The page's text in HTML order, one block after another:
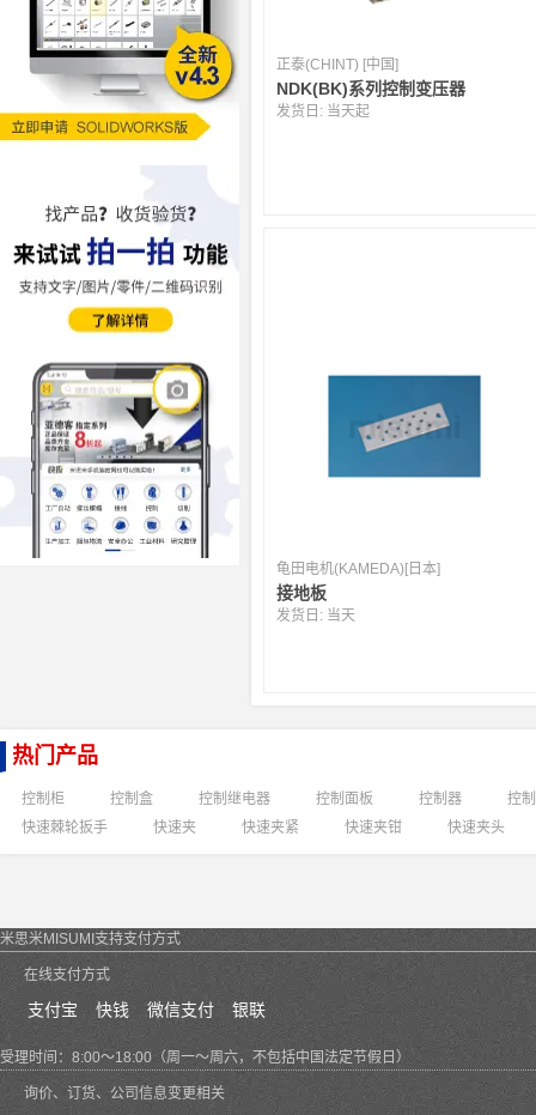
正泰(CHINT) [中国]
NDK(BK)系列控制变压器
发货日: 当天起
龟田电机(KAMEDA)[日本]
接地板
发货日: 当天
热门产品
控制柜 控制盒 控制继电器 控制面板 控制器
控
快速棘轮扳手
快速夹 快速夹紧 快速夹钳 快速夹头
米思米MISUMI支持支付方式
在线支付方式
支付宝 快钱 微信支付 银联
受理时间：8:00～18:00（周一～周六，不包括中国法定节假日）
询价、订货、公司信息变更相关